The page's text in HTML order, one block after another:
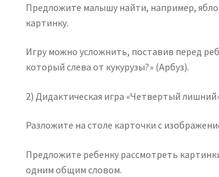
Предложите малышу найти, например,
картинку.
Игру можно усложнить, поставив перед
который слева от кукурузы?» (Арбуз).
2) Дидактическая игра «Четвертый
Разложите на столе карточки с
Предложите ребенку рассмотреть
одним общим словом.